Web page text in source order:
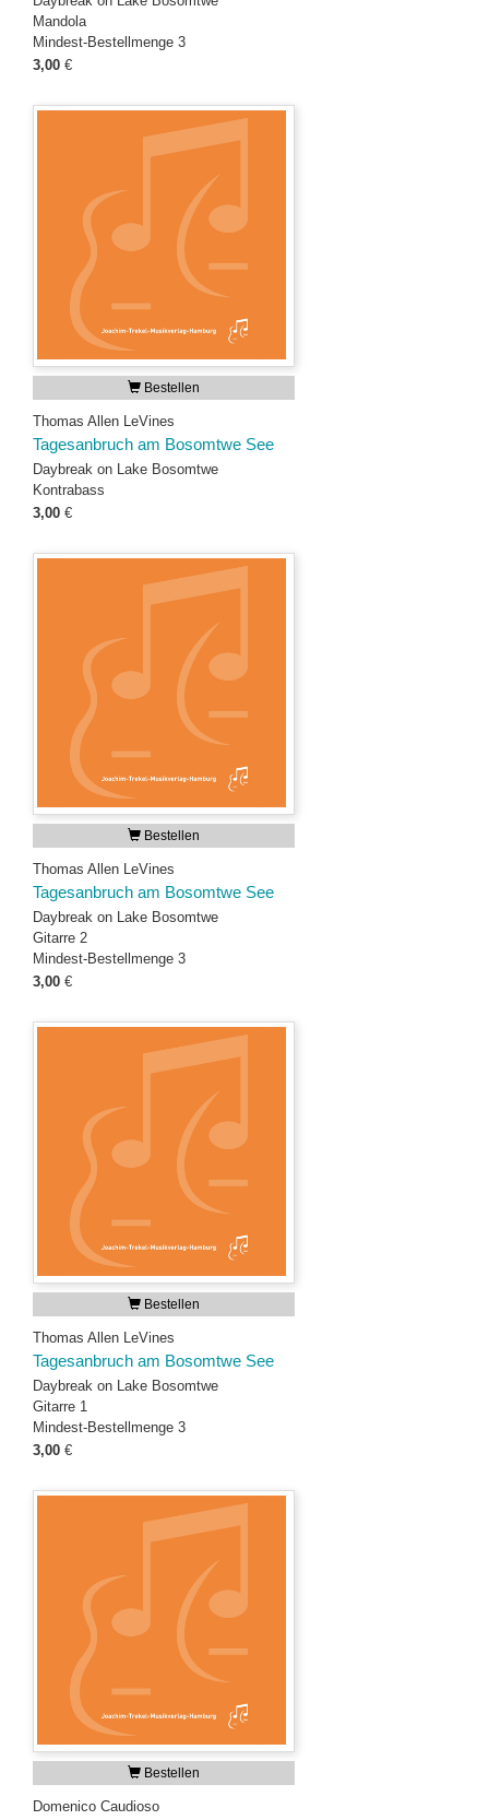
Mandola
Mindest-Bestellmenge 3
3,00 €
Bestellen
Thomas Allen LeVines
Tagesanbruch am Bosomtwe See
Daybreak on Lake Bosomtwe
Kontrabass
3,00 €
Bestellen
Thomas Allen LeVines
Tagesanbruch am Bosomtwe See
Daybreak on Lake Bosomtwe
Gitarre 2
Mindest-Bestellmenge 3
3,00 €
Bestellen
Thomas Allen LeVines
Tagesanbruch am Bosomtwe See
Daybreak on Lake Bosomtwe
Gitarre 1
Mindest-Bestellmenge 3
3,00 €
Bestellen
Domenico Caudioso